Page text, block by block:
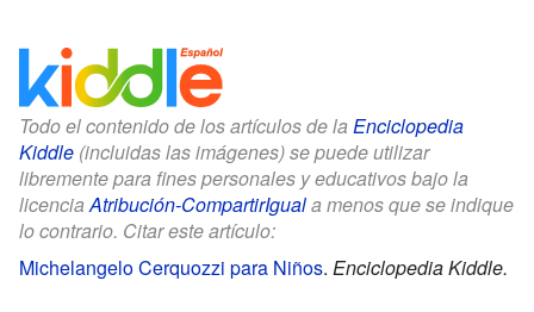
Todo el contenido de los artículos de la Enciclopedia
Kiddle (incluidas las imágenes) se puede utilizar
libremente para fines personales y educativos bajo la
licenciaAtribución-CompartirIguala menos que se indique
lo contrario. Citar este artículo:
Michelangelo Cerquozzi para Niños. Enciclopedia Kiddle.